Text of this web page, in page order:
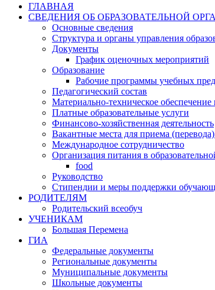
ГЛАВНАЯ
СВЕДЕНИЯ ОБ ОБРАЗОВАТЕЛЬНОЙ
Основные сведения
Структура и органы управления
Документы
График оценочных мероприятий
Образование
Рабочие программы учебных
Педагогический состав
Материально-техническое
Платные образовательные услуги
Финансово-хозяйственная деятельность
Вакантные места для приема
Международное сотрудничество
Организация питания в
food
Руководство
Стипендии и меры поддержки
РОДИТЕЛЯМ
Родительский всеобуч
УЧЕНИКАМ
Большая Перемена
ГИА
Федеральные документы
Региональные документы
Муниципальные документы
Школьные документы